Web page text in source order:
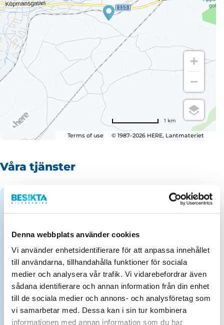
Denna webbplats använder cookies
Vi använder enhetsidentifierare för att anpassa innehållet
till användarna, tillhandahålla funktioner för sociala
medier och analysera vår trafik. Vi vidarebefordrar även
sådana identifierare och annan information från din enhet
till de sociala medier och annons- och analysföretag som
vi samarbetar med. Dessa kan i sin tur kombinera
informationen med annan information som du har
Terms of use © 1987–2026 HERE, Lantmateriet
1 km
Våra tjänster
Kontrollbesiktning personbil
maxbredd 200 cm.
Kontrollbesiktning lätt lastbil
Max 2 950 kg. Maxhöjd 240 cm,
maxbredd 200 cm.